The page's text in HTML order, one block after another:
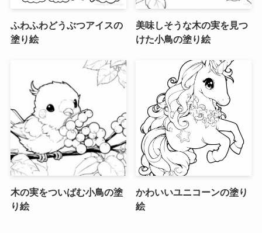
ふわふわどうぶつアイスの
塗り絵
美味しそうな木の実を見つ
けた小鳥の塗り絵
木の実をついばむ小鳥の塗
り絵
かわいいユニコーンの塗り
絵